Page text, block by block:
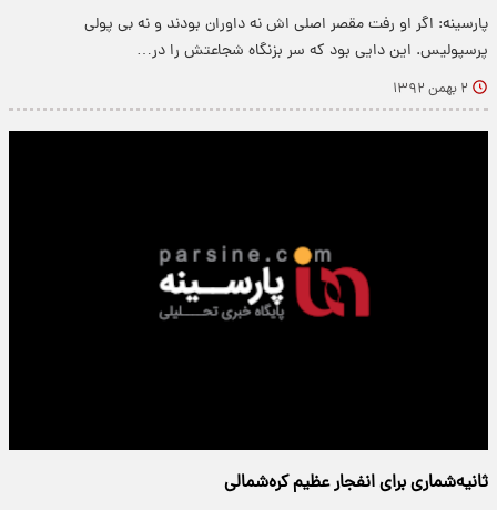
پارسینه: اگر او رفت مقصر اصلی اش نه داوران بودند و نه بی پولی
پرسپولیس. این دایی بود که سر بزنگاه شجاعتش را در…
۲ بهمن ۱۳۹۲
ثانیه‌شماری برای انفجار عظیم کره‌شمالی